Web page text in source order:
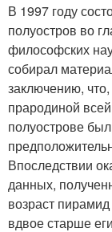
В 1997 году
полуостров во
философских
собирал
заключению,
прародиной
полуострове
Впоследствии
данных,
возраст пирамид
вдвое старше